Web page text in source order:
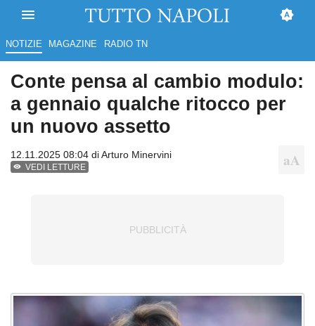
NOTIZIE MAGAZINE RADIO TN
Conte pensa al cambio modulo:
a gennaio qualche ritocco per
un nuovo assetto
12.11.2025 08:04 diArturo Minervini
VEDI LETTURE